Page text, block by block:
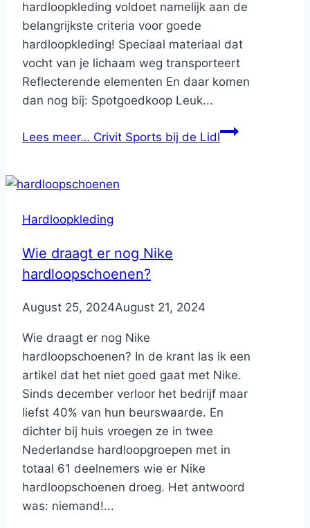
hardloopkleding voldoet namelijk aan de
belangrijkste criteria voor goede
hardloopkleding! Speciaal materiaal dat
vocht van je lichaam weg transporteert
Reflecterende elementen En daar komen
dan nog bij: Spotgoedkoop Leuk...
Lees meer… Crivit Sports bij de Lidl
Hardloopkleding
Wie draagt er nog Nike
hardloopschoenen?
ByNicole
August 25, 2024August 21, 2024
Wie draagt er nog Nike
hardloopschoenen? In de krant las ik een
artikel dat het niet goed gaat met Nike.
Sinds december verloor het bedrijf maar
liefst 40% van hun beurswaarde. En
dichter bij huis vroegen ze in twee
Nederlandse hardloopgroepen met in
totaal 61 deelnemers wie er Nike
hardloopschoenen droeg. Het antwoord
was: niemand!...